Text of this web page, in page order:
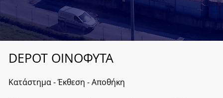
DEPOT ΟΙΝΟΦΥΤΑ
Κατάστημα - Έκθεση - Αποθήκη